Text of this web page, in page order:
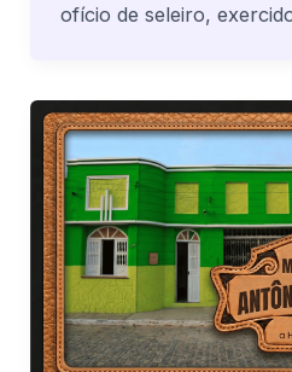
ofício de seleiro,